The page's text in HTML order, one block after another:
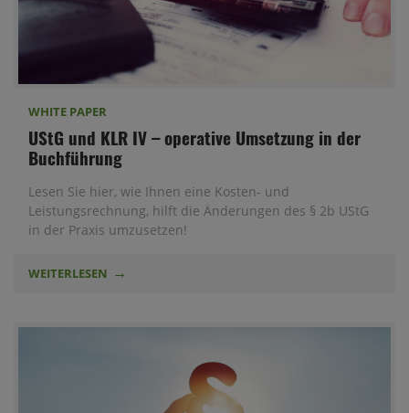
WHITE PAPER
UStG und KLR IV – operative Umsetzung in der
Buchführung
Lesen Sie hier, wie Ihnen eine Kosten- und
Leistungsrechnung, hilft die Änderungen des § 2b UStG
in der Praxis umzusetzen!
WEITERLESEN